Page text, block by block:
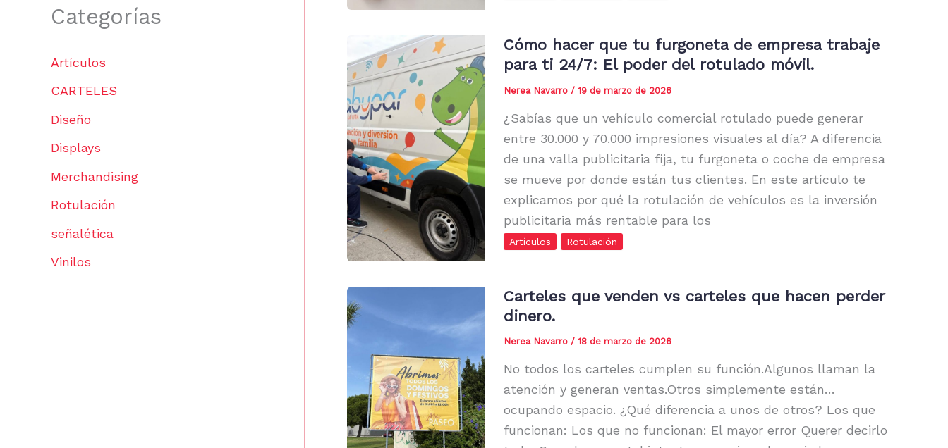
Categorías
Artículos
CARTELES
Diseño
Displays
Merchandising
Rotulación
señalética
Vinilos
Cómo hacer que tu furgoneta de empresa trabaje
para ti 24/7: El poder del rotulado móvil.
Nerea Navarro / 19 de marzo de 2026
¿Sabías que un vehículo comercial rotulado puede generar
entre 30.000 y 70.000 impresiones visuales al día? A diferencia
de una valla publicitaria fija, tu furgoneta o coche de empresa
se mueve por donde están tus clientes. En este artículo te
explicamos por qué la rotulación de vehículos es la inversión
publicitaria más rentable para los
Artículos Rotulación
Carteles que venden vs carteles que hacen perder
dinero.
Nerea Navarro / 18 de marzo de 2026
No todos los carteles cumplen su función.Algunos llaman la
atención y generan ventas.Otros simplemente están…
ocupando espacio. ¿Qué diferencia a unos de otros? Los que
funcionan: Los que no funcionan: El mayor error Querer decirlo